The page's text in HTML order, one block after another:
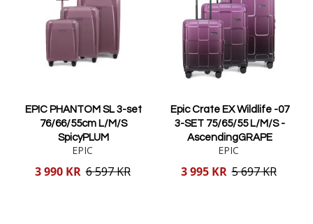
EPIC PHANTOM SL 3-set
76/66/55cm L/M/S
SpicyPLUM
EPIC
Reducerat
3 990 KR 6 597 KR
Epic Crate EX Wildlife -07
3-SET 75/65/55 L/M/S -
AscendingGRAPE
EPIC
Reducerat
3 995 KR 5 697 KR